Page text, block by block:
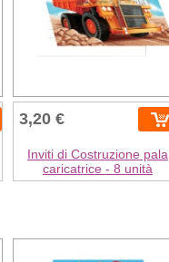
3,20 €
Inviti di Costruzione pala
caricatrice - 8 unità